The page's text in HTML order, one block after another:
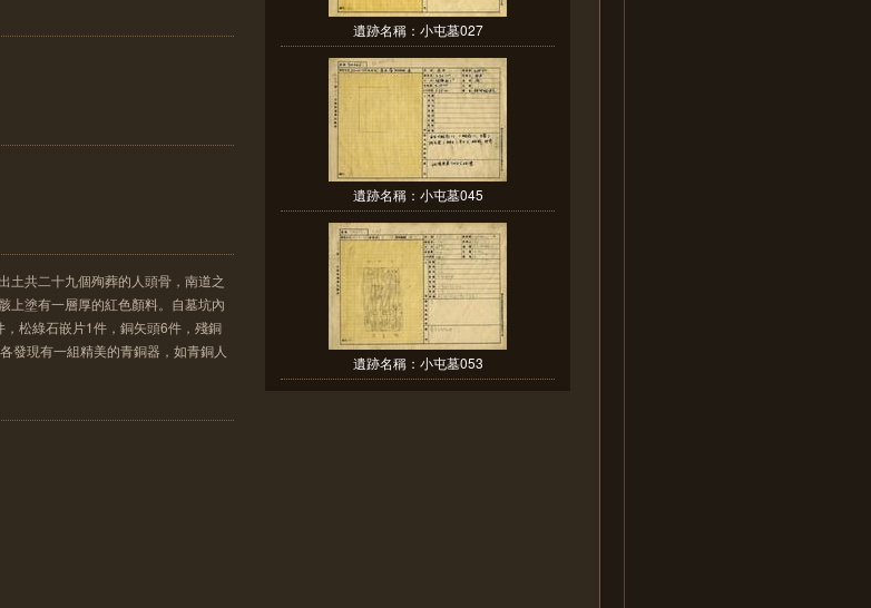
土共二十九個殉葬的人頭骨，南道之
上塗有一層厚的紅色顏料。自墓坑內
松綠石嵌片1件，銅矢頭6件，殘銅
發現有一組精美的青銅器，如青銅人
遺跡名稱：小屯墓027
遺跡名稱：小屯墓045
遺跡名稱：小屯墓053